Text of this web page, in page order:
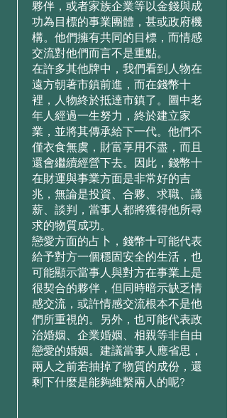
夥伴，或者家族企業等以⾦錢與成
功為⽬標的事業團體，甚或政府機
構。他們擁有共同的⽬標，⽽情感
交流對他們⽽⾔不是重點。
在許多其他牌中，我們看到⼈物在
遠⽅朝著市鎮前進，⽽在錢幣⼗
裡，⼈物終於抵達市鎮了。圖中⽼
年⼈經過⼀⽣努⼒，終於建⽴家
業，並將其傳承給下⼀代。他們不
僅⾐⻝無虞，財富享⽤不盡，⽽且
還會繼續經營下去。因此，錢幣⼗
在財運與事業⽅⾯是⾮常好的吉
兆，無論是投資、合夥、求職、議
薪、談判，當事⼈都將獲得他所尋
求的物質成功。
戀愛⽅⾯的占⼘，錢幣⼗可能代表
給予對⽅⼀個穩固安全的⽣活，也
可能顯⽰當事⼈與對⽅在事業上是
很契合的夥伴，但同時暗⽰缺乏情
感交流，或許情感交流根本不是他
們所重視的。另外，也可能代表政
治婚姻、企業婚姻、相親等⾮⾃由
戀愛的婚姻。建議當事⼈應省思，
兩⼈之前若抽掉了物質的成份，還
剩下什麼是能夠維繫兩⼈的呢?